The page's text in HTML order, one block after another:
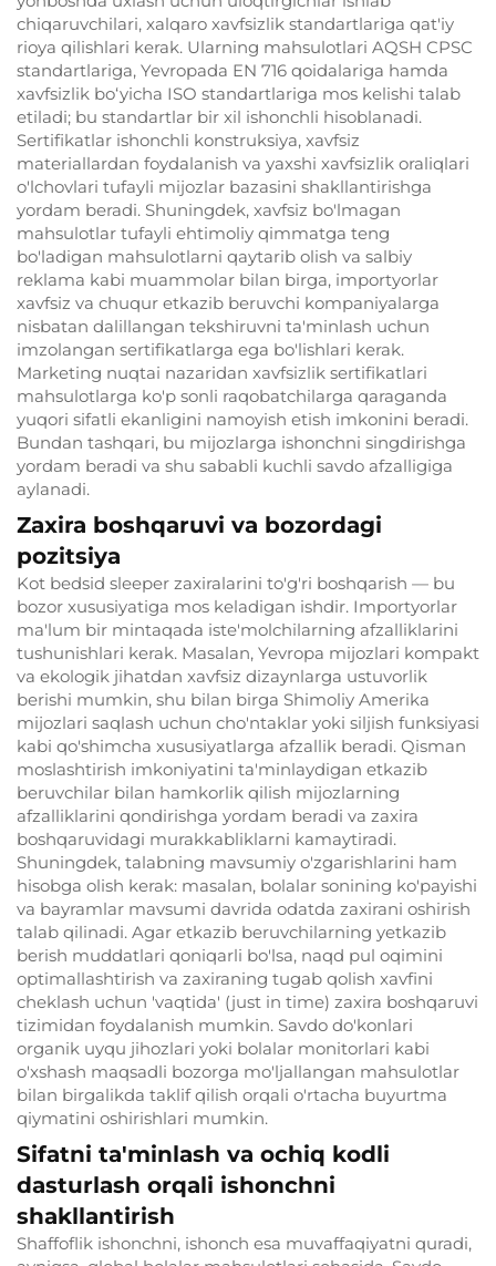
chiqaruvchilari, xalqaro xavfsizlik standartlariga qat'iy
rioya qilishlari kerak. Ularning mahsulotlari AQSH CPSC
standartlariga, Yevropada EN 716 qoidalariga hamda
xavfsizlik bo‘yicha ISO standartlariga mos kelishi talab
etiladi; bu standartlar bir xil ishonchli hisoblanadi.
Sertifikatlar ishonchli konstruksiya, xavfsiz
materiallardan foydalanish va yaxshi xavfsizlik oraliqlari
o'lchovlari tufayli mijozlar bazasini shakllantirishga
yordam beradi. Shuningdek, xavfsiz bo'lmagan
mahsulotlar tufayli ehtimoliy qimmatga teng
bo'ladigan mahsulotlarni qaytarib olish va salbiy
reklama kabi muammolar bilan birga, importyorlar
xavfsiz va chuqur etkazib beruvchi kompaniyalarga
nisbatan dalillangan tekshiruvni ta'minlash uchun
imzolangan sertifikatlarga ega bo'lishlari kerak.
Marketing nuqtai nazaridan xavfsizlik sertifikatlari
mahsulotlarga ko'p sonli raqobatchilarga qaraganda
yuqori sifatli ekanligini namoyish etish imkonini beradi.
Bundan tashqari, bu mijozlarga ishonchni singdirishga
yordam beradi va shu sababli kuchli savdo afzalligiga
aylanadi.
Zaxira boshqaruvi va bozordagi
pozitsiya
Kot bedsid sleeper zaxiralarini to'g'ri boshqarish — bu
bozor xususiyatiga mos keladigan ishdir. Importyorlar
ma'lum bir mintaqada iste'molchilarning afzalliklarini
tushunishlari kerak. Masalan, Yevropa mijozlari kompakt
va ekologik jihatdan xavfsiz dizaynlarga ustuvorlik
berishi mumkin, shu bilan birga Shimoliy Amerika
mijozlari saqlash uchun cho'ntaklar yoki siljish funksiyasi
kabi qo'shimcha xususiyatlarga afzallik beradi. Qisman
moslashtirish imkoniyatini ta'minlaydigan etkazib
beruvchilar bilan hamkorlik qilish mijozlarning
afzalliklarini qondirishga yordam beradi va zaxira
boshqaruvidagi murakkabliklarni kamaytiradi.
Shuningdek, talabning mavsumiy o'zgarishlarini ham
hisobga olish kerak: masalan, bolalar sonining ko'payishi
va bayramlar mavsumi davrida odatda zaxirani oshirish
talab qilinadi. Agar etkazib beruvchilarning yetkazib
berish muddatlari qoniqarli bo'lsa, naqd pul oqimini
optimallashtirish va zaxiraning tugab qolish xavfini
cheklash uchun 'vaqtida' (just in time) zaxira boshqaruvi
tizimidan foydalanish mumkin. Savdo do'konlari
organik uyqu jihozlari yoki bolalar monitorlari kabi
o'xshash maqsadli bozorga mo'ljallangan mahsulotlar
bilan birgalikda taklif qilish orqali o'rtacha buyurtma
qiymatini oshirishlari mumkin.
Sifatni ta'minlash va ochiq kodli
dasturlash orqali ishonchni
shakllantirish
Shaffoflik ishonchni, ishonch esa muvaffaqiyatni quradi,